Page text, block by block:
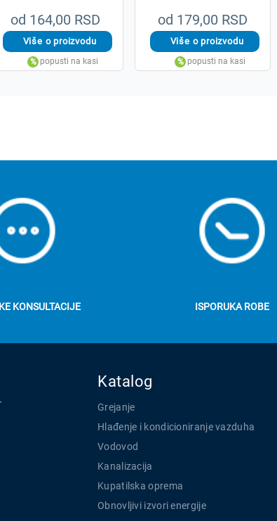
od 164,00 RSD od 179,00 RSD
KONSULTACIJE ISPORUKA ROBE
Katalog
Grejanje
Hlađenje i kondicioniranje vazduha
Vodovod
Kanalizacija
Kupatilska oprema
Obnovljivi izvori energije